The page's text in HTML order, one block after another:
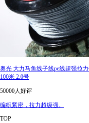
奥光 大力马鱼线子线pe线超强拉
100米 2.0号
50000人好评
编织紧密，拉力超级强。
TOP